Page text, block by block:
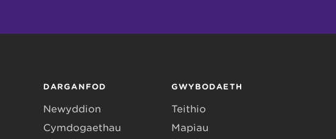
DARGANFOD
Newyddion
Cymdogaethau
GWYBODAETH
Teithio
Mapiau